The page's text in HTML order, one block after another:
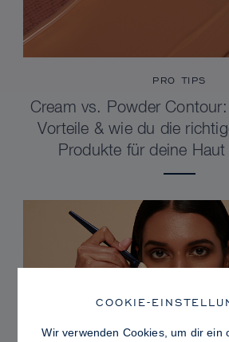
PRO TIPS
Cream vs. Powder
Vorteile & wie du die
Produkte für deine
COOKIE-
Wir verwenden Cookies, um dir ein